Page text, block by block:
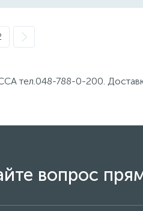
тел.048-788-0-200.
вопрос